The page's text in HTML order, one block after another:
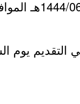
بتاريخ 1444/06/07هـ